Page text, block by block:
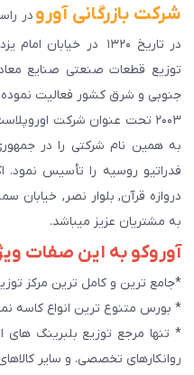
شرکت بازرگانی آورو در
در تاریخ ۱۳۲۰ در
توزیع قطعات صنعتی صنایع
جنوبی و شرق کشور فعالیت
به همین نام شرکتی را در
فدراتیو روسیه را تأسیس نمود.
به مشتریان عزیز میباشد.
آوروکو به این صفات
*جامع ترین و کامل ترین مرکز
* بورس متنوع ترین انواع کاسه
روانکارهای تخصصی. و سایر